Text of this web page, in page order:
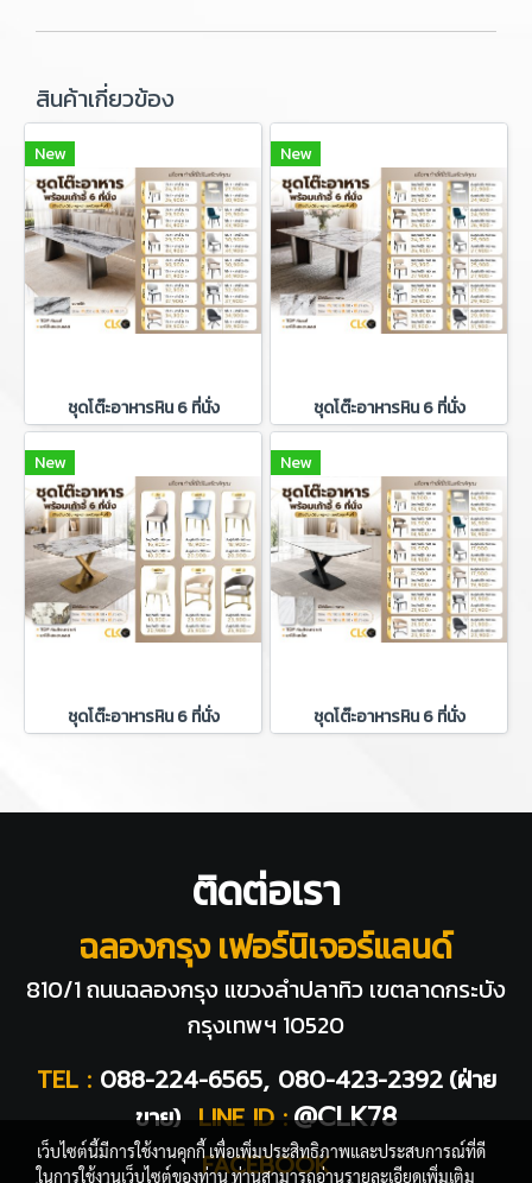
สินค้าเกี่ยวข้อง
New
ชุดโต๊ะอาหารหิน 6 ที่นั่ง
New
ชุดโต๊ะอาหารหิน 6 ที่นั่ง
New
ชุดโต๊ะอาหารหิน 6 ที่นั่ง
New
ชุดโต๊ะอาหารหิน 6 ที่นั่ง
ติดต่อเรา
ฉลองกรุง เฟอร์นิเจอร์แลนด์
810/1 ถนนฉลองกรุง แขวงลำปลาทิว เขตลาดกระบัง
กรุงเทพฯ 10520
TEL : 088-224-6565, 080-423-2392 (ฝ่าย
ขาย) LINE ID : @CLK78
FACEBOOK
เว็บไซต์นี้มีการใช้งานคุกกี้ เพื่อเพิ่มประสิทธิภาพและประสบการณ์ที่ดี
ในการใช้งานเว็บไซต์ของท่าน ท่านสามารถอ่านรายละเอียดเพิ่มเติม